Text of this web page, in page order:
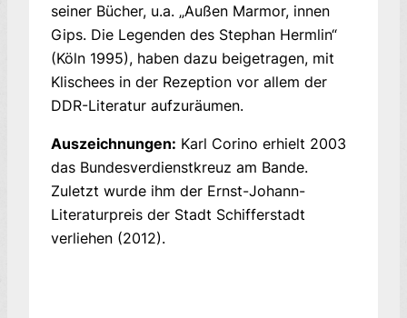
seiner Bücher, u.a. „Außen Marmor, innen
Gips. Die Legenden des Stephan Hermlin“
(Köln 1995), haben dazu beigetragen, mit
Klischees in der Rezeption vor allem der
DDR-Literatur aufzuräumen.
Auszeichnungen: Karl Corino erhielt 2003
das Bundesverdienstkreuz am Bande.
Zuletzt wurde ihm der Ernst-Johann-
Literaturpreis der Stadt Schifferstadt
verliehen (2012).